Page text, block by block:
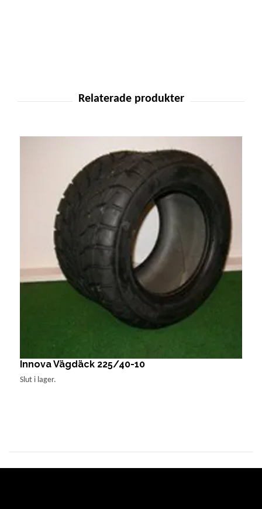
Innova Vägdäck 225/40-10
Slut i lager.